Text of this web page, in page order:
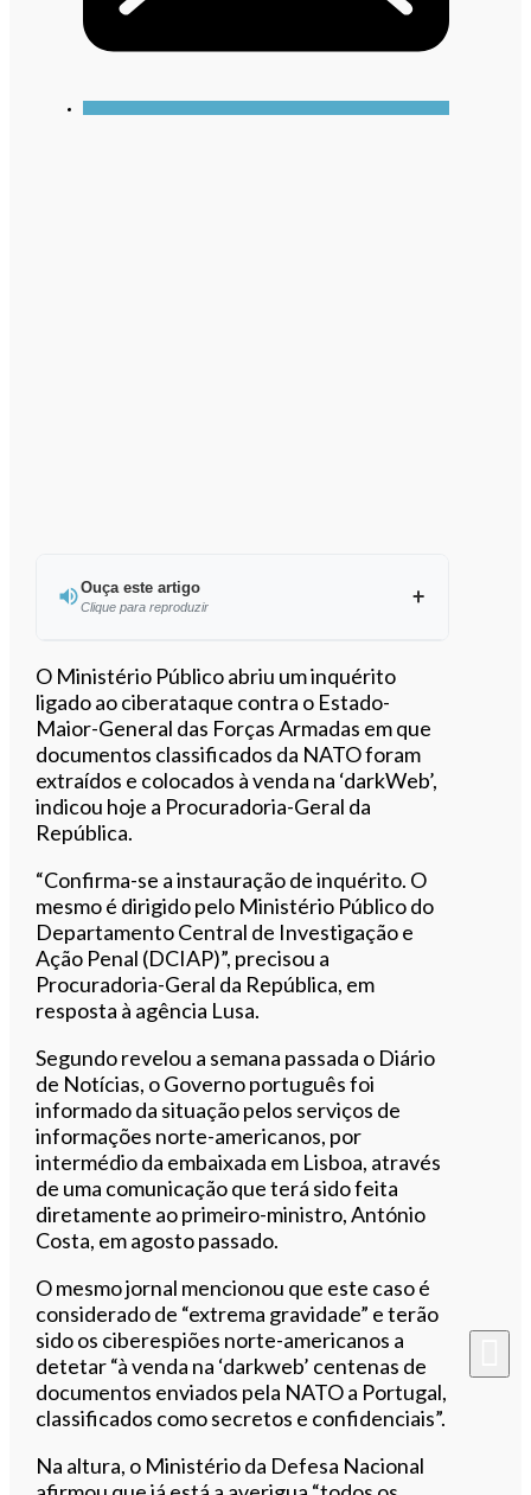
Ouça este artigo
Clique para reproduzir
Ouvir este artigo
O Ministério Público abriu um inquérito
ligado ao ciberataque contra o Estado-
Maior-General das Forças Armadas em que
documentos classificados da NATO foram
extraídos e colocados à venda na ‘darkWeb’,
indicou hoje a Procuradoria-Geral da
República.
“Confirma-se a instauração de inquérito. O
mesmo é dirigido pelo Ministério Público do
Departamento Central de Investigação e
Ação Penal (DCIAP)”, precisou a
Procuradoria-Geral da República, em
resposta à agência Lusa.
Segundo revelou a semana passada o Diário
de Notícias, o Governo português foi
informado da situação pelos serviços de
informações norte-americanos, por
intermédio da embaixada em Lisboa, através
de uma comunicação que terá sido feita
diretamente ao primeiro-ministro, António
Costa, em agosto passado.
O mesmo jornal mencionou que este caso é
considerado de “extrema gravidade” e terão
sido os ciberespiões norte-americanos a
detetar “à venda na ‘darkweb’ centenas de
documentos enviados pela NATO a Portugal,
classificados como secretos e confidenciais”.
Na altura, o Ministério da Defesa Nacional